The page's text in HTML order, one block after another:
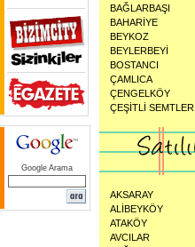
Google Arama
BAĞLARBAŞI
BAHARİYE
BEYKOZ
BEYLERBEYİ
BOSTANCI
ÇAMLICA
ÇENGELKÖY
ÇEŞİTLİ SEMTLER
AKSARAY
ALİBEYKÖY
ATAKÖY
AVCILAR